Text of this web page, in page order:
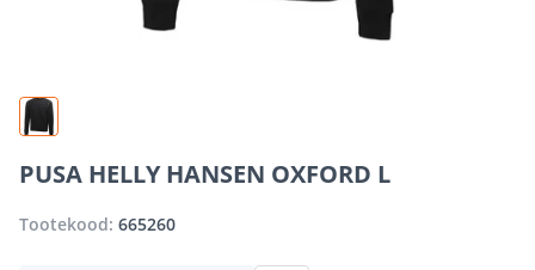
PUSA HELLY HANSEN OXFORD L
Tootekood: 665260